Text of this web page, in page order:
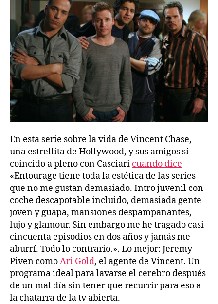
En esta serie sobre la vida de Vincent Chase,
una estrellita de Hollywood, y sus amigos sí
coincido a pleno con Casciari cuando dice
«Entourage tiene toda la estética de las series
que no me gustan demasiado. Intro juvenil con
coche descapotable incluido, demasiada gente
joven y guapa, mansiones despampanantes,
lujo y glamour. Sin embargo me he tragado casi
cincuenta episodios en dos años y jamás me
aburrí. Todo lo contrario.». Lo mejor: Jeremy
Piven comoAri Gold, el agente de Vincent. Un
programa ideal para lavarse el cerebro después
de un mal día sin tener que recurrir para eso a
la chatarra de la tv abierta.